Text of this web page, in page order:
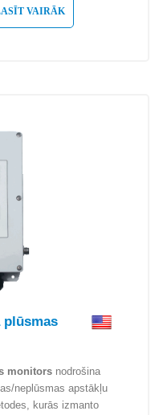
VAIRĀK
plūsmas
monitors nodrošina
neplūsmas apstākļu
kurās izmanto